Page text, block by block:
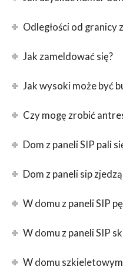
Odległości od granicy
Jak zameldować się?
Jak wysoki może być
Czy mogę zrobić
Dom z paneli SIP pali
Dom z paneli sip
W domu z paneli SIP
W domu